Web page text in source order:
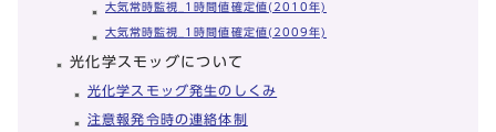
大気常時監視_1時間値確定値(2010年)
大気常時監視_1時間値確定値(2009年)
光化学スモッグについて
光化学スモッグ発生のしくみ
注意報発令時の連絡体制